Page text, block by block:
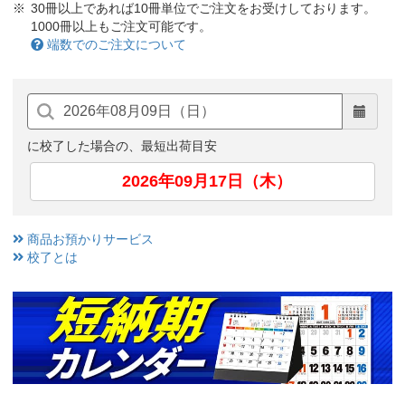
30冊以上であれば10冊単位でご注文をお受けしております。
1000冊以上もご注文可能です。
端数でのご注文について
に校了した場合の、最短出荷目安
2026年09月17日（木）
商品お預かりサービス
校了とは